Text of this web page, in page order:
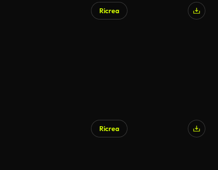
Ricrea
Ricrea